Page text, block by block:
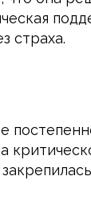
страха.